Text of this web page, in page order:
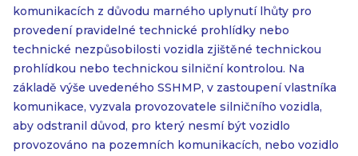
komunikacích z důvodu marného uplynutí lhůty pro
provedení pravidelné technické prohlídky nebo
technické nezpůsobilosti vozidla zjištěné technickou
prohlídkou nebo technickou silniční kontrolou. Na
základě výše uvedeného SSHMP, v zastoupení vlastníka
komunikace, vyzvala provozovatele silničního vozidla,
aby odstranil důvod, pro který nesmí být vozidlo
provozováno na pozemních komunikacích, nebo vozidlo